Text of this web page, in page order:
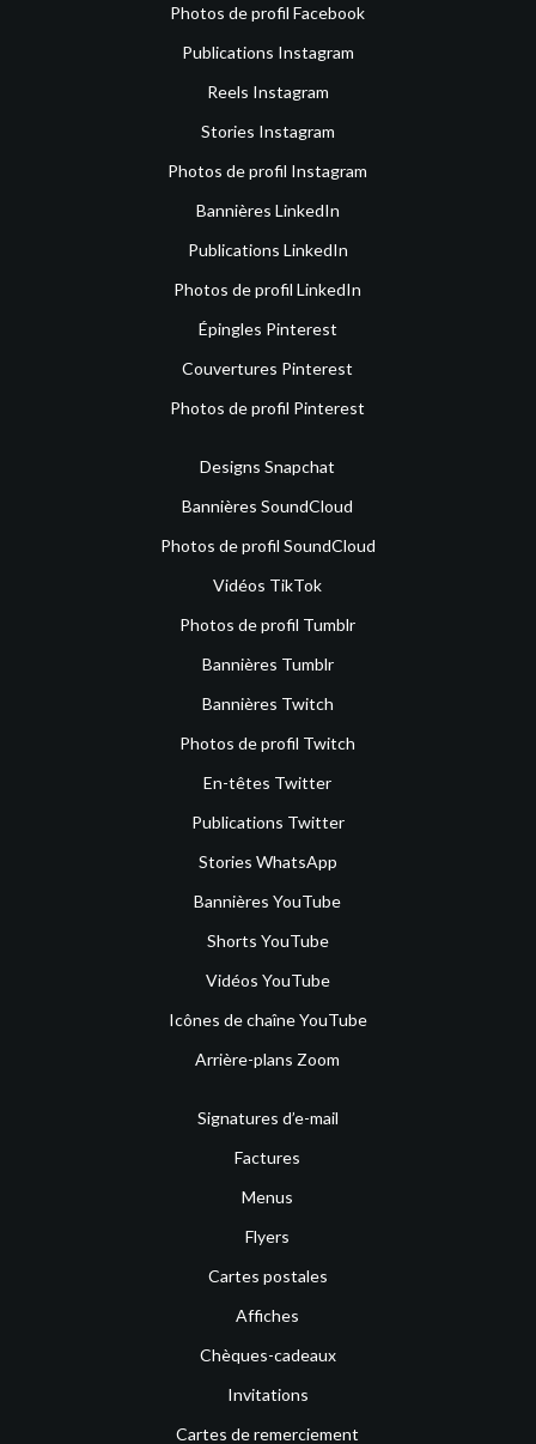
Photos de profil Facebook
Publications Instagram
Reels Instagram
Stories Instagram
Photos de profil Instagram
Bannières LinkedIn
Publications LinkedIn
Photos de profil LinkedIn
Épingles Pinterest
Couvertures Pinterest
Photos de profil Pinterest
Designs Snapchat
Bannières SoundCloud
Photos de profil SoundCloud
Vidéos TikTok
Photos de profil Tumblr
Bannières Tumblr
Bannières Twitch
Photos de profil Twitch
En-têtes Twitter
Publications Twitter
Stories WhatsApp
Bannières YouTube
Shorts YouTube
Vidéos YouTube
Icônes de chaîne YouTube
Arrière-plans Zoom
Signatures d’e-mail
Factures
Menus
Flyers
Cartes postales
Affiches
Chèques-cadeaux
Invitations
Cartes de remerciement